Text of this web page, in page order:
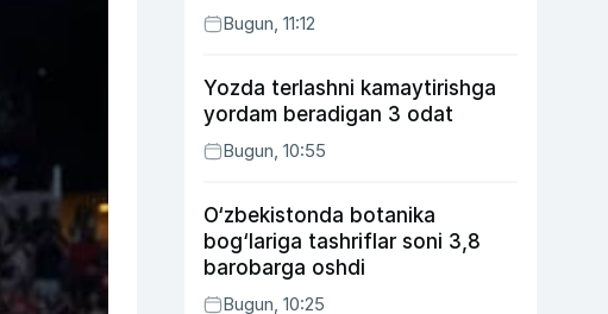
Bugun, 11:12
Yozda terlashni kamaytirishga
yordam beradigan 3 odat
Bugun, 10:55
O‘zbekistonda botanika
bog‘lariga tashriflar soni 3,8
barobarga oshdi
Bugun, 10:25